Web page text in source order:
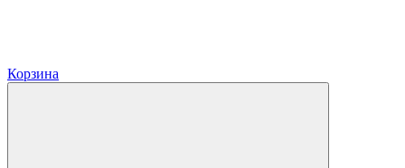
Корзина